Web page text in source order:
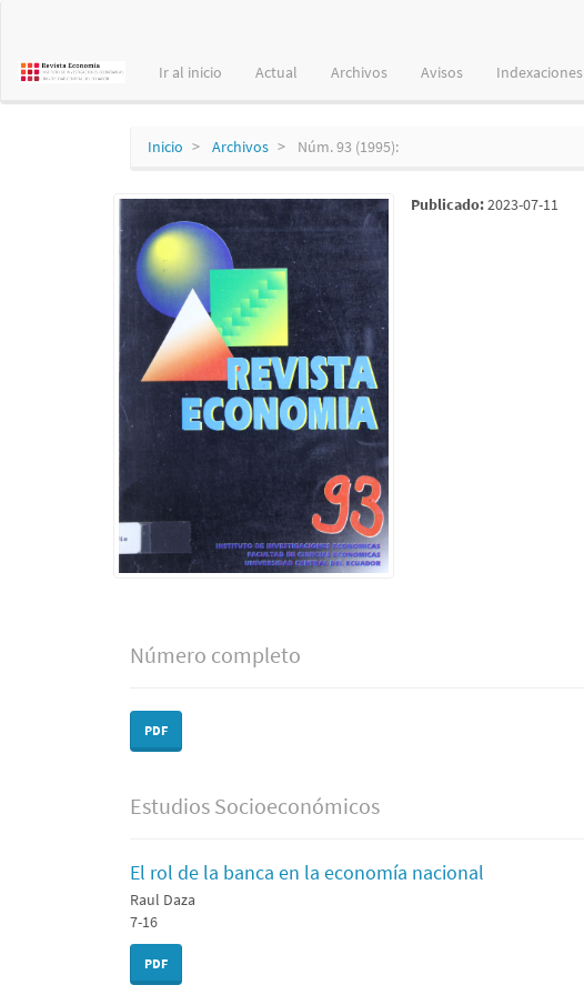
principal
Ir al inicio Actual Archivos Avisos Indexaciones
Inicio Archivos Núm. 93 (1995):
Publicado:2023-07-11
Número completo
PDF
Estudios Socioeconómicos
El rol de la banca en la economía nacional
Raul Daza
7-16
PDF